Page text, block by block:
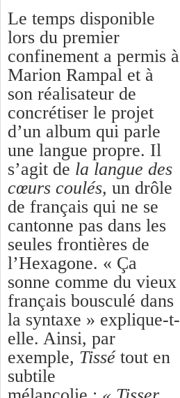
Le temps disponible
lors du premier
confinement a permis à
Marion Rampal et à
son réalisateur de
concrétiser le projet
d’un album qui parle
une langue propre. Il
s’agit de la langue des
cœurs coulés, un drôle
de français qui ne se
cantonne pas dans les
seules frontières de
l’Hexagone. « Ça
sonne comme du vieux
français bousculé dans
la syntaxe » explique-t-
elle. Ainsi, par
exemple, Tissétout en
subtile